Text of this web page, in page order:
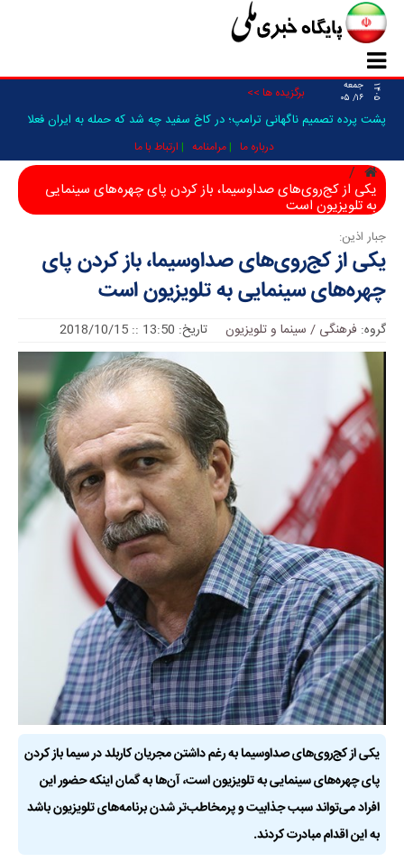
۱۴۰۵
جمعه
۱۶/ ۰۵
برگزیده ها >>
پشت پرده تصمیم ناگهانی ترامپ؛ در کاخ سفید چه شد که حمله به ایران فعلا
درباره ما مرامنامه ارتباط با ما
یکی از کج‌روی‌های صداوسیما، باز کردن پای چهره‌های سینمایی
به تلویزیون است
جبار اذین:
یکی از کج‌روی‌های صداوسیما، باز کردن پای
چهره‌های سینمایی به تلویزیون است
گروه: فرهنگی / سینما و تلویزیون تاریخ: 13:50 :: 2018/10/15
یکی از کج‌روی‌های صداوسیما به رغم داشتن مجریان کاربلد در سیما باز کردن
پای چهره‌های سینمایی به تلویزیون است، آن‌ها به گمان اینکه حضور این
افراد می‌تواند سبب جذابیت و پرمخاطب‌تر شدن برنامه‌های تلویزیون باشد
به این اقدام مبادرت کردند.